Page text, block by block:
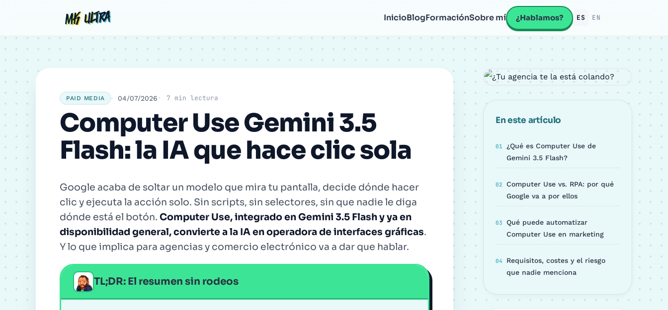
MK ULTRA
MK ULTRA InicioBlogFormaciónSobre mí ¿Hablamos? ES EN
PAID MEDIA 04/07/2026 7 min lectura
Computer Use Gemini 3.5
Flash: la IA que hace clic sola
Google acaba de soltar un modelo que mira tu pantalla, decide dónde hacer
clic y ejecuta la acción solo. Sin scripts, sin selectores, sin que nadie le diga
dónde está el botón. Computer Use, integrado en Gemini 3.5 Flash y ya en
disponibilidad general, convierte a la IA en operadora de interfaces gráficas.
Y lo que implica para agencias y comercio electrónico va a dar que hablar.
TL;DR: El resumen sin rodeos
En este artículo
¿Qué es Computer Use de
Gemini 3.5 Flash?
Computer Use vs. RPA: por qué
Google va a por ellos
Qué puede automatizar
Computer Use en marketing
Requisitos, costes y el riesgo
que nadie menciona